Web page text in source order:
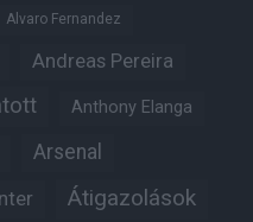
Alvaro Fernandez
Andreas Pereira
Anthony Elanga
Arsenal
Átigazolások